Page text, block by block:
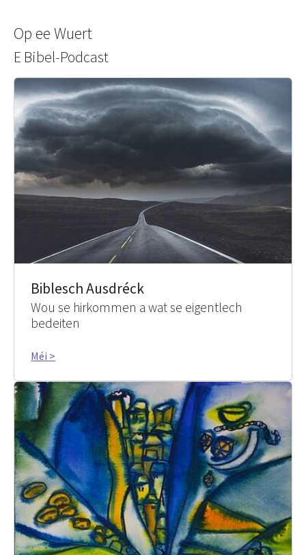
Op ee Wuert
E Bibel-Podcast
Biblesch Ausdréck
Wou se hirkommen a wat se eigentlech
bedeiten
Méi >